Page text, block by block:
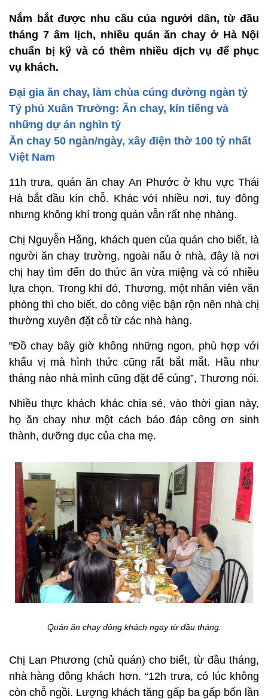
Nắm bắt được nhu cầu của người dân, từ đầu
tháng 7 âm lịch, nhiều quán ăn chay ở Hà Nội
chuẩn bị kỹ và có thêm nhiều dịch vụ để phục
vụ khách.
Đại gia ăn chay, làm chùa cúng dường ngàn tỷ
Tỷ phú Xuân Trường: Ăn chay, kín tiếng và
những dự án nghìn tỷ
Ăn chay 50 ngàn/ngày, xây điện thờ 100 tỷ nhất
Việt Nam
11h trưa, quán ăn chay An Phước ở khu vực Thái
Hà bắt đầu kín chỗ. Khác với nhiều nơi, tuy đông
nhưng không khí trong quán vẫn rất nhẹ nhàng.
Chị Nguyễn Hằng, khách quen của quán cho biết, là
người ăn chay trường, ngoài nấu ở nhà, đây là nơi
chị hay tìm đến do thức ăn vừa miệng và có nhiều
lựa chọn. Trong khi đó, Thương, một nhân viên văn
phòng thì cho biết, do công việc bận rộn nên nhà chị
thường xuyên đặt cỗ từ các nhà hàng.
"Đồ chay bây giờ không những ngon, phù hợp với
khẩu vị mà hình thức cũng rất bắt mắt. Hầu như
tháng nào nhà mình cũng đặt để cúng”, Thương nói.
Nhiều thực khách khác chia sẻ, vào thời gian này,
họ ăn chay như một cách báo đáp công ơn sinh
thành, dưỡng dục của cha mẹ.
Quán ăn chay đông khách ngay từ đầu tháng.
Chị Lan Phương (chủ quán) cho biết, từ đầu tháng,
nhà hàng đông khách hơn. “12h trưa, có lúc không
còn chỗ ngồi. Lượng khách tăng gấp ba gấp bốn lần